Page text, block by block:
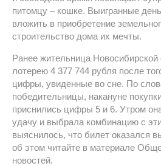
питомцу – кошке. Выигранные
вложить в приобретение
строительство дома их мечты.
Ранее жительница Новосибирской
лотерею 4 377 744 рубля после
цифры, увиденные во сне. По
победительницы, накануне
приснились цифры 5 и 6. Утром
удачу и выбрала комбинацию с
выяснилось, что билет оказался
об этом читайте в материале
новостей.